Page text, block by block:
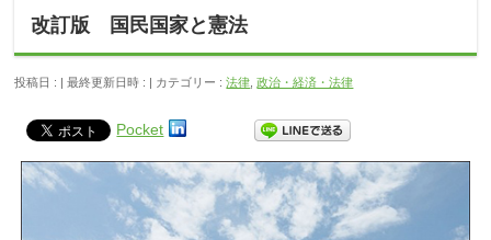
改訂版 国民国家と憲法
投稿日 : 最終更新日時 : カテゴリー :法律 ,政治・経済・法律
Pocket